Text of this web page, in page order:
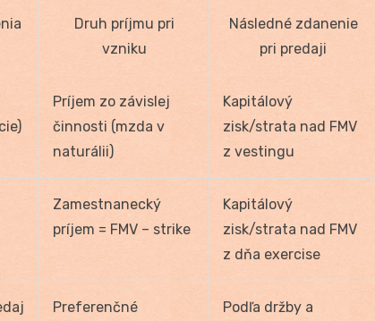
Druh príjmu pri
vzniku
Následné zdanenie
pri predaji
Príjem zo závislej
činnosti (mzda v
naturálii)
Kapitálový
zisk/strata nad FMV
z vestingu
Zamestnanecký
príjem = FMV – strike
Kapitálový
zisk/strata nad FMV
z dňa exercise
Preferenčné Podľa držby a